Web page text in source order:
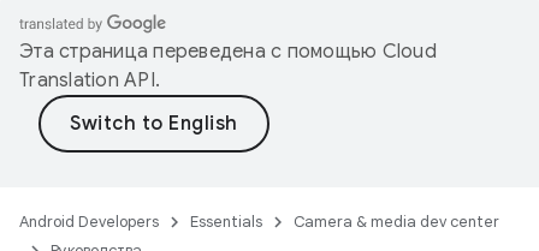
Эта страница переведена с помощью Cloud
Translation API.
Android Developers Essentials
Camera & media dev center